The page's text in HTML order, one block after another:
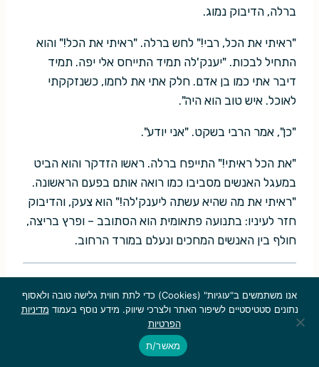
ברלה, הדיבוק נמוג.
"ראיתי את הכל, רבי!" לחש ברלה. "ראיתי את הכל!" והוא
התחיל לבכות. "יענק'לה תמיד התייחס אלי יפה. תמיד
דיבר אתי כמו בן אדם. חלק אתי את לחמו, כשנזקקתי
לאוכל. איש טוב הוא היה".
"כן", אמר הרבי בשקט. "אני יודע".
"את הכל ראיתי!" התייפח ברלה. ראשו הזדקר והוא הביט
במעגל האנשים מסביבו כמו רואה אותם בפעם הראשונה.
"ראיתי את מה שהיא עשתה ליענק'לה!" הוא צעק, והדיבוק
חזר לעיניו: בתנועה פתאומית הוא הסתובב – ופרץ בריצה,
חולף בין האנשים המחכים ונעלם במורד הרחוב.
באותו ערב, לאחר תפילת מעריב, אנשי העיירה נאספו
בחצר הגדולה של בית הכנסת וחיכו למוצא פיו של רבי
אנו משתמשים ב"עוגיות" (Cookies) כדי לתת חווית גלישה טובה ולאסוף
נתונים סטטיסטיים לשיפור האתר ולצרכי שיווק. מידע נוסף בעמוד מדיניות
הפרטיות
מאשר/ת